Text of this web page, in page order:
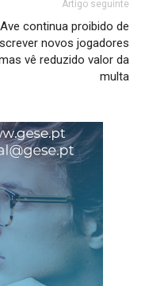
Artigo seguinte
continua proibido de
novos jogadores
vê reduzido valor da
multa